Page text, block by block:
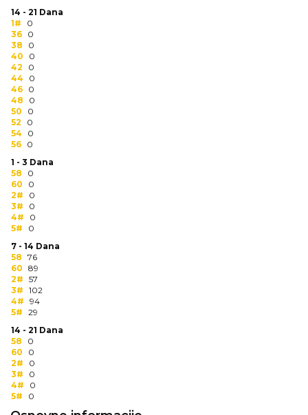
OLOVKE
PRIVESCI & ALATI
TORBE & PUTOVANJE
TEKSTIL
RADNA OPREMA
14 - 21 Dana
1#
0
36 0
38
0
40
0
42
0
44
0
46 0
48
0
50
0
52
0
54
0
56 0
1 - 3 Dana
58
0
60
0
2#
0
3#
0
4#
0
5#
0
7 - 14 Dana
58 76
60 89
2# 57
3# 102
4# 94
5# 29
14 - 21 Dana
58
0
60
0
2#
0
3#
0
4#
0
5#
0